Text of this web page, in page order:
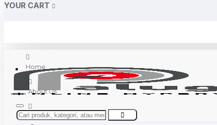
YOUR CART
Home
About Us
Contact